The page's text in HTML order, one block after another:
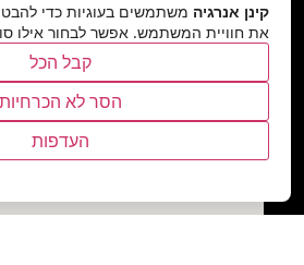
קינן אנרגיה משתמשים בעוגיות כדי
את חוויית המשתמש. אפשר לבחור אילו
קבל הכל
הסר לא הכרחיות
העדפות